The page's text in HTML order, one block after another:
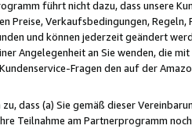
führt nicht dazu, dass unsere
Preise, Verkaufsbedingungen,
und können jederzeit geändert
Angelegenheit an Sie wenden, die
Fragen den auf der
dass (a) Sie gemäß dieser
Teilnahme am Partnerprogramm